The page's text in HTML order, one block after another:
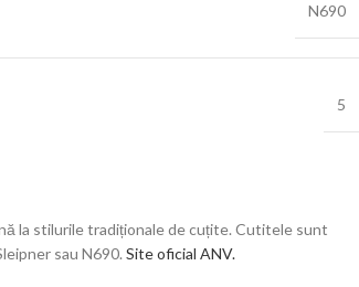
N690
5
la stilurile tradiționale de cuțite. Cutitele sunt
sau N690. Site oficial ANV.